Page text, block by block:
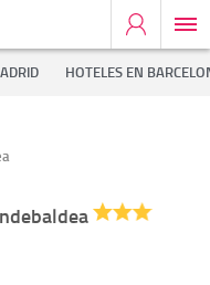
HOTELES EN